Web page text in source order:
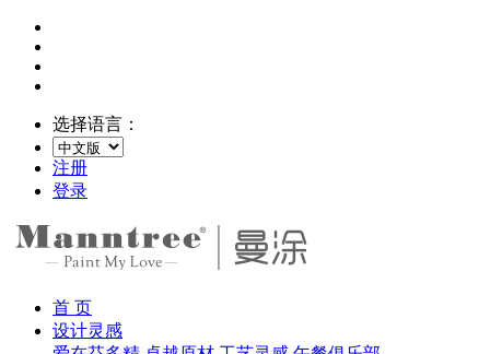
选择语言：
注册
登录
首 页
设计灵感